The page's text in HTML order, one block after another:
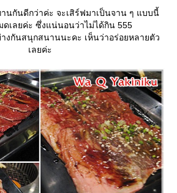
นกันดีกว่าค่ะ จะเสิร์ฟมาเป็นจาน ๆ แบบนี้
ดเลยค่ะ ซึ่งแน่นอนว่าไม่ได้กิน 555
งกันสนุกสนานนะคะ เห็นว่าอร่อยหลายตัว
เลยค่ะ